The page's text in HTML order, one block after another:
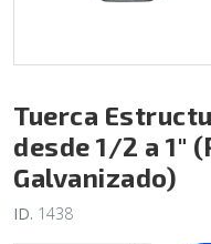
Tuerca
desde 1/2 a 1"
Galvanizado)
ID. 1438